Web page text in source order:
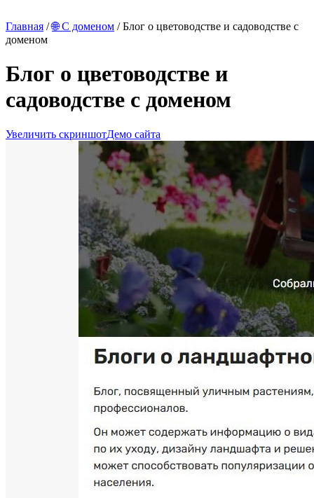
Главная /🌐 С доменом / Блог о цветоводстве и садоводстве с
доменом
Блог о цветоводстве и
садоводстве с доменом
Увеличить скриншотДемо сайта